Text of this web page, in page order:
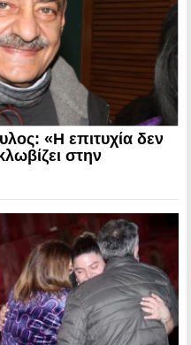
«Η επιτυχία δεν
στην